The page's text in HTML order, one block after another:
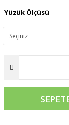
Yüzük Ölçüsü